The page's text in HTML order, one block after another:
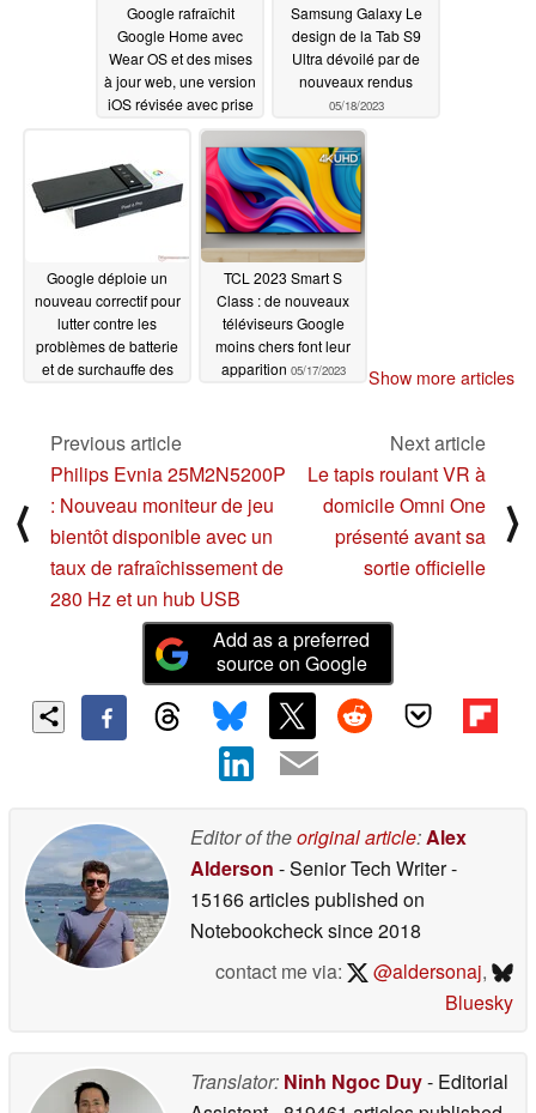
Google rafraîchit
Google Home avec
Wear OS et des mises
à jour web, une version
iOS révisée avec prise
en charge de Matter
05/18/2023
Samsung Galaxy Le
design de la Tab S9
Ultra dévoilé par de
nouveaux rendus
05/18/2023
Google déploie un
nouveau correctif pour
lutter contre les
problèmes de batterie
et de surchauffe des
TCL 2023 Smart S
Class : de nouveaux
téléviseurs Google
moins chers font leur
apparition 05/17/2023 Show more articles
⟨
Previous article
Philips Evnia 25M2N5200P
: Nouveau moniteur de jeu
bientôt disponible avec un
taux de rafraîchissement de
280 Hz et un hub USB
Next article
Le tapis roulant VR à
domicile Omni One
présenté avant sa
sortie officielle
⟩
Add as a preferred
source on Google
Editor of theoriginal article:Alex
Alderson - Senior Tech Writer-
15166 articles published on
Notebookchecksince 2018
contact me via:
@aldersonaj,
Bluesky
Translator: Ninh Ngoc Duy- Editorial